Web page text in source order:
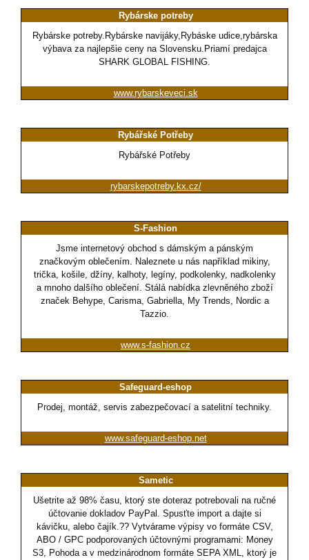
Rybárske potreby
Rybárske potreby.Rybárske navijáky,Rybáske udice,rybárska
výbava za najlepšie ceny na Slovensku.Priamí predajca
SHARK GLOBAL FISHING.
www.rybarskeveci.sk
Rybářské Potřeby
Rybářské Potřeby
rybarskepotreby.kx.cz/
S-Fashion
Jsme internetový obchod s dámským a pánským
značkovým oblečením. Naleznete u nás například mikiny,
trička, košile, džíny, kalhoty, legíny, podkolenky, nadkolenky
a mnoho dalšího oblečení. Stálá nabídka zlevněného zboží
značek Behype, Carisma, Gabriella, My Trends, Nordic a
Tazzio.
www.s-fashion.cz
Safeguard-eshop
Prodej, montáž, servis zabezpečovací a satelitní techniky.
www.safeguard-eshop.net
Sametic
Ušetrite až 98% času, ktorý ste doteraz potrebovali na ručné
účtovanie dokladov PayPal. Spusťte import a dajte si
kávičku, alebo čajík.?? Vytvárame výpisy vo formáte CSV,
ABO / GPC podporovaných účtovnými programami: Money
S3, Pohoda a v medzinárodnom formáte SEPA XML, ktorý je